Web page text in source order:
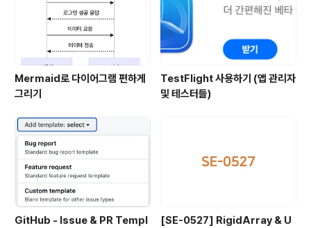
Mermaid로 다이어그램 편하게
그리기
TestFlight 사용하기 (앱 관리자
및 테스터들)
GitHub - Issue & PR Templ
[SE-0527] RigidArray & U